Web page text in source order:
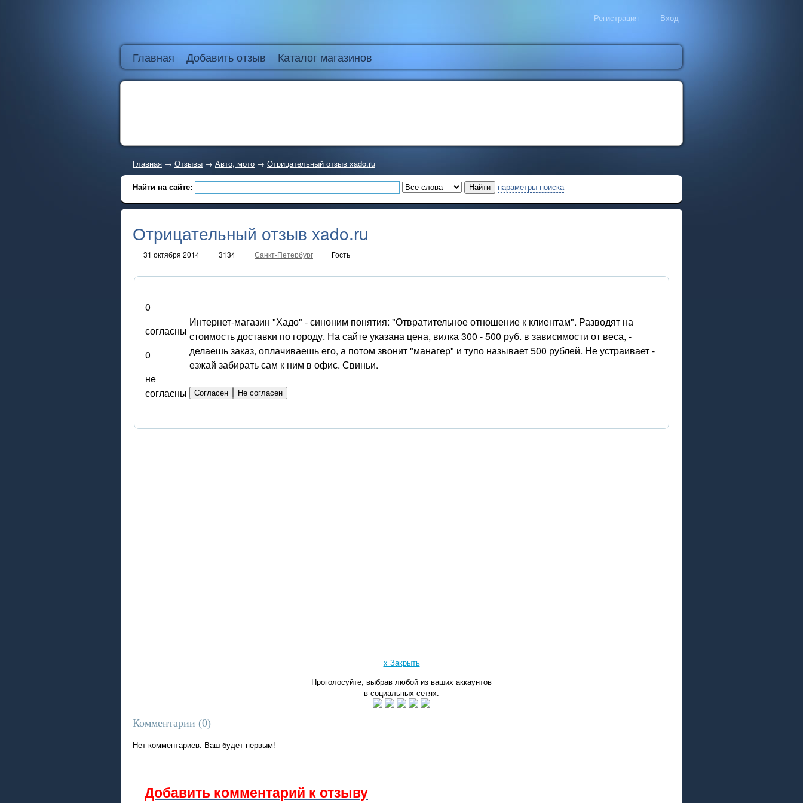
Регистрация Вход
Главная Добавить отзыв Каталог магазинов
Главная → Отзывы → Авто, мото → Отрицательный отзыв xado.ru
Найти на сайте: параметры поиска
Отрицательный отзыв xado.ru
31 октября 2014 3134 Санкт-Петербург Гость
0
согласны
0
не
согласны
Интернет-магазин "Хадо" - синоним понятия: "Отвратительное отношение к клиентам". Разводят на
стоимость доставки по городу. На сайте указана цена, вилка 300 - 500 руб. в зависимости от веса, -
делаешь заказ, оплачиваешь его, а потом звонит "манагер" и тупо называет 500 рублей. Не устраивает -
езжай забирать сам к ним в офис. Свиньи.
x Закрыть
Проголосуйте, выбрав любой из ваших аккаунтов
в социальных сетях.
Комментарии (0)
Нет комментариев. Ваш будет первым!
Добавить комментарий к отзыву